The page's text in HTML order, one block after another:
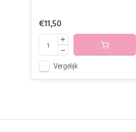
€11,50
Vergelijk